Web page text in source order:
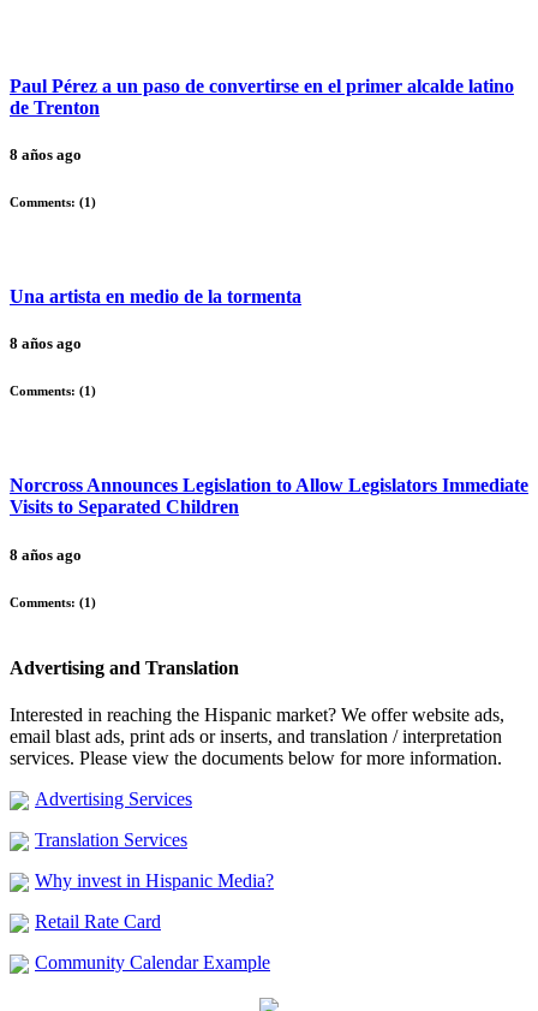
Paul Pérez a un paso de convertirse en el primer alcalde latino
de Trenton
8 años ago
Comments: (1)
Una artista en medio de la tormenta
8 años ago
Comments: (1 )
Norcross Announces Legislation to Allow Legislators Immediate
Visits to Separated Children
8 años ago
Comments: (1)
Advertising and Translation
Interested in reaching the Hispanic market? We offer website ads,
email blast ads, print ads or inserts, and translation / interpretation
services. Please view the documents below for more information.
Advertising Services
Translation Services
Why invest in Hispanic Media?
Retail Rate Card
Community Calendar Example